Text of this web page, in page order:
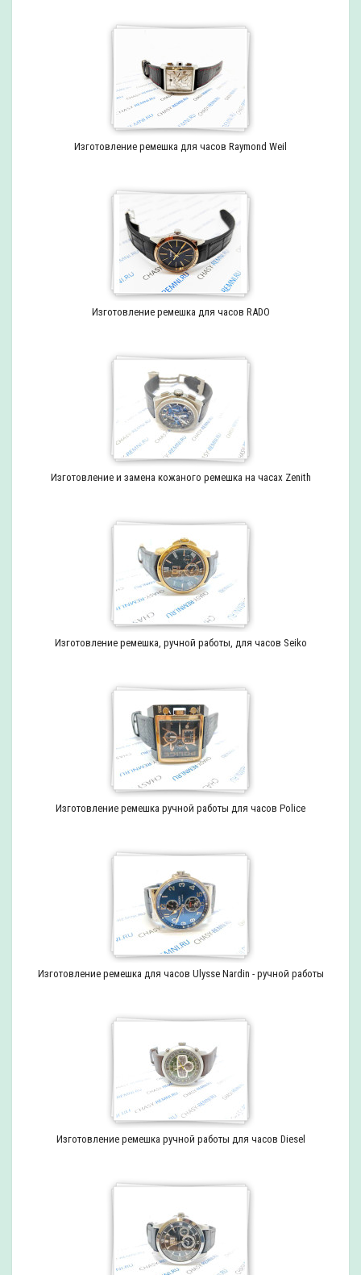
Изготовление ремешка для часов Raymond Weil
Изготовление ремешка для часов RADO
Изготовление и замена кожаного ремешка на часах Zenith
Изготовление ремешка, ручной работы, для часов Seiko
Изготовление ремешка ручной работы для часов Police
Изготовление ремешка для часов Ulysse Nardin - ручной работы
Изготовление ремешка ручной работы для часов Diesel